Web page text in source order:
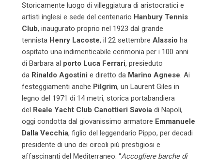
Storicamente luogo di villeggiatura di aristocratici e
artisti inglesi e sede del centenario Hanbury Tennis
Club, inaugurato proprio nel 1923 dal grande
tennista Henry Lacoste, il 22 settembre Alassio ha
ospitato una indimenticabile cerimonia per i 100 anni
di Barbara al porto Luca Ferrari, presieduto
da Rinaldo Agostini e diretto da Marino Agnese. Ai
festeggiamenti anche Pilgrim, un Laurent Giles in
legno del 1971 di 14 metri, storica portabandiera
del Reale Yacht Club Canottieri Savoia di Napoli,
oggi condotta dal giovanissimo armatore Emmanuele
Dalla Vecchia, figlio del leggendario Pippo, per decadi
presidente di uno dei circoli più prestigiosi e
affascinanti del Mediterraneo. “Accogliere barche di